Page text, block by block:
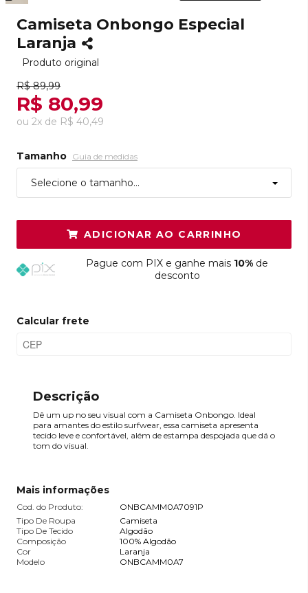
Camiseta Onbongo Especial
Laranja
Produto original
R$ 89,99
R$ 80,99
ou 2x de R$ 40,49
Tamanho Guia de medidas
Selecione o tamanho...
ADICIONAR AO CARRINHO
Pague com PIX e ganhe mais 10% de
desconto
Calcular frete
Descrição
Dê um up no seu visual com a Camiseta Onbongo. Ideal
para amantes do estilo surfwear, essa camiseta apresenta
tecido leve e confortável, além de estampa despojada que dá o
tom do visual.
Mais informações
Cod. do Produto:
ONBCAMM0A7091P
Tipo De Roupa
Camiseta
Tipo De Tecido
Algodão
Composição
100% Algodão
Cor
Laranja
Modelo
ONBCAMM0A7